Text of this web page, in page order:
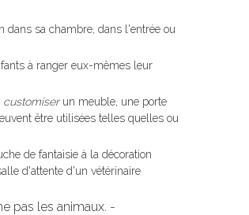
dans sa chambre, dans l'entrée ou
à ranger eux-mêmes leur
customiserun meuble, une porte
être utilisées telles quelles ou
de fantaisie à la décoration
d'attente d'un vétérinaire
pas les animaux. -